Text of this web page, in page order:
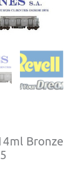
Bronze